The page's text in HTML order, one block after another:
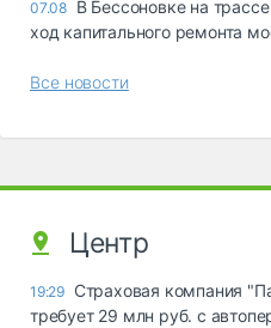
07.08 В Бессоновке на
ход капитального ремонта
Все новости
Центр
19:29 Страховая компания
требует 29 млн руб. с